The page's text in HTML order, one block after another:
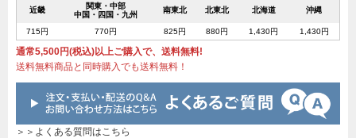
近畿
関東・中部
中国・四国・九州
南東北 北東北 北海道 沖縄
715円 770円 825円 880円 1,430円 1,430円
通常5,500円(税込)以上ご購入で、送料無料!
送料無料商品と同時購入でも送料無料！
＞＞よくある質問はこちら